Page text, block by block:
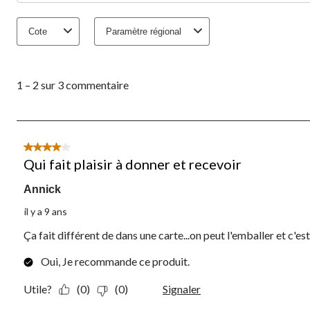
Cote Paramètre régional
2
commentaire.
1 – 2 sur 3 commentaire
4 étoile(s) sur 5.
Qui fait plaisir à donner et recevoir
Annick
il y a 9 ans
Ça fait différent de dans une carte...on peut l'emballer et
Oui, Je recommande ce produit.
Utile? (0) (0) Signaler